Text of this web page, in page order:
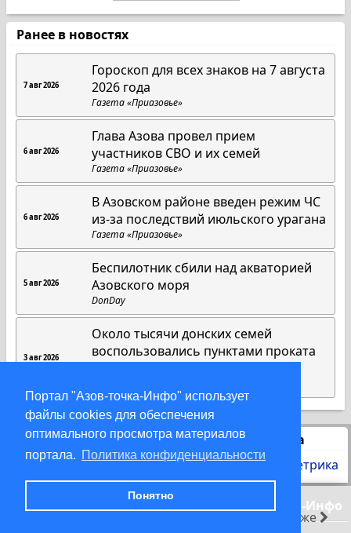
Портал "Азов-точка-Инфо" использует
файлы cookies для обеспечения
оптимального просмотра материалов
портала. Политика конфиденциальности
Понятно
позже
Ранее в новостях
7 авг 2026
Гороскоп для всех знаков на 7 августа
2026 года
Газета «Приазовье»
6 авг 2026
Глава Азова провел прием
участников СВО и их семей
Газета «Приазовье»
6 авг 2026
В Азовском районе введен режим ЧС
из-за последствий июльского урагана
Газета «Приазовье»
5 авг 2026
Беспилотник сбили над акваторией
Азовского моря
DonDay
3 авг 2026
Около тысячи донских семей
воспользовались пунктами проката
Статистика
© 2000-2026 Азов-точка-Инфо